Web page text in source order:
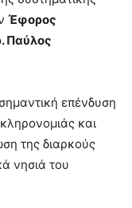
Έφορος
Παύλος
επένδυση
και
της διαρκούς
νησιά του